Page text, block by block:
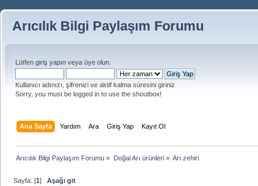
Arıcılık Bilgi Paylaşım Forumu
Lütfen giriş yapın veya üye olun
Kullanıcı adınızı, şifrenizi ve aktif kalma süresini giriniz
Sorry, you must be logged in to use the shoutbox!
Ana Sayfa Yardım Ara Giriş Yap Kayıt Ol
Arıcılık Bilgi Paylaşım Forumu » Doğal Arı ürünleri» Arı zehiri
Sayfa: [1]Aşağı git